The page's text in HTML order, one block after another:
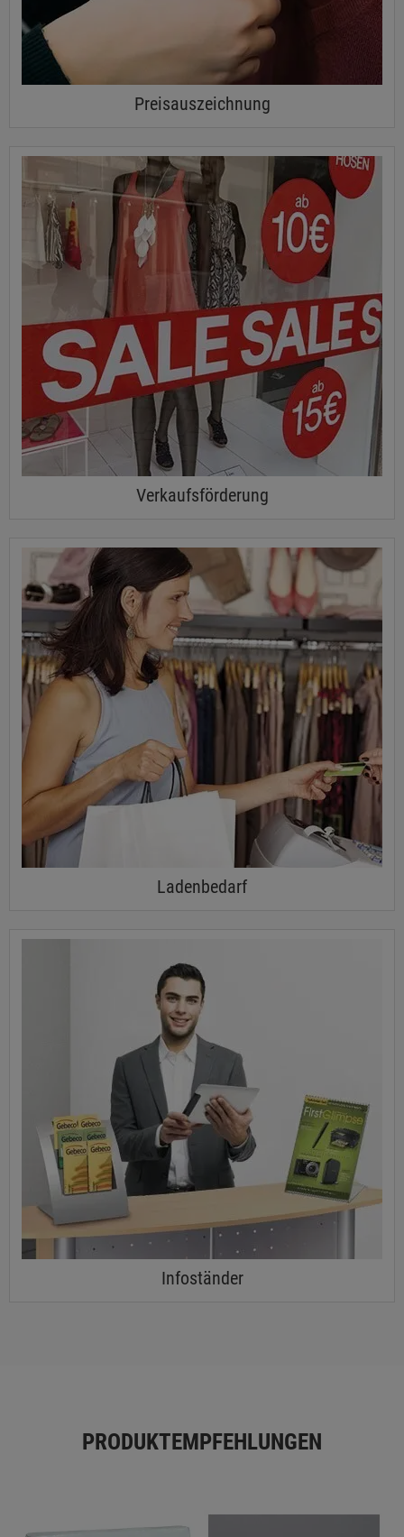
Preisauszeichnung
Verkaufsförderung
Ladenbedarf
Infoständer
PRODUKTEMPFEHLUNGEN